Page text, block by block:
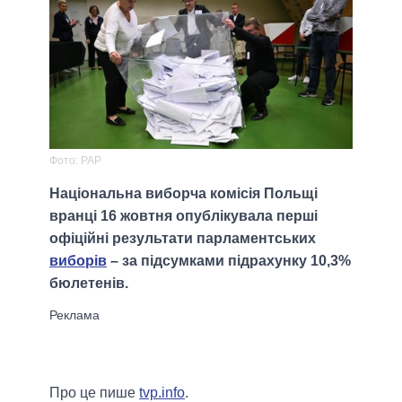
Фото: PAP
Національна виборча комісія Польщі
вранці 16 жовтня опублікувала перші
офіційні результати парламентських
виборів – за підсумками підрахунку 10,3%
бюлетенів.
Про це пише tvp.info.